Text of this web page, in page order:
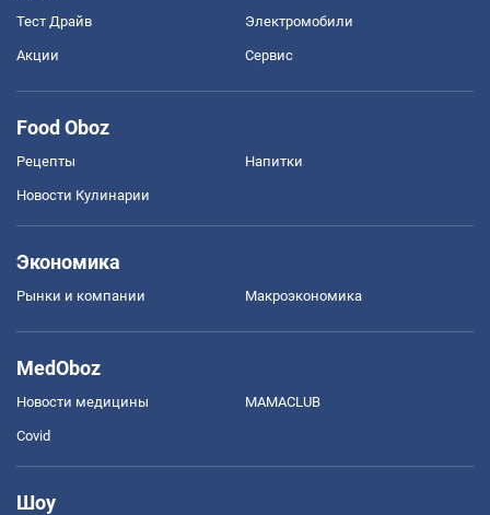
Тест Драйв Электромобили
Акции Сервис
Food Oboz
Рецепты Напитки
Новости Кулинарии
Экономика
Рынки и компании Mакроэкономика
MedOboz
Новости медицины MAMACLUB
Covid
Шоу